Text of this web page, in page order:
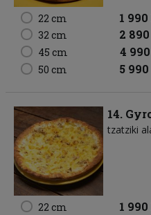
22 cm 1
32 cm 2
45 cm 4
50 cm 5
14.
tzatziki
22 cm 1